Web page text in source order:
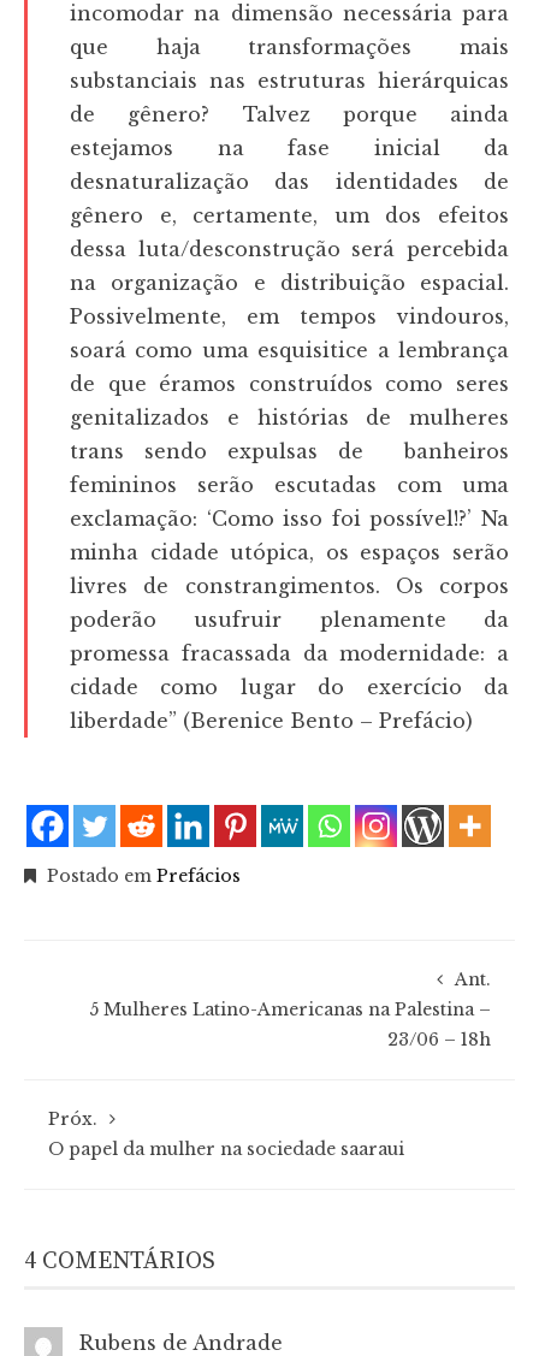
incomodar na dimensão necessária para
que haja transformações mais
substanciais nas estruturas hierárquicas
de gênero? Talvez porque ainda
estejamos na fase inicial da
desnaturalização das identidades de
gênero e, certamente, um dos efeitos
dessa luta/desconstrução será percebida
na organização e distribuição espacial.
Possivelmente, em tempos vindouros,
soará como uma esquisitice a lembrança
de que éramos construídos como seres
genitalizados e histórias de mulheres
trans sendo expulsas de banheiros
femininos serão escutadas com uma
exclamação: ‘Como isso foi possível!?’ Na
minha cidade utópica, os espaços serão
livres de constrangimentos. Os corpos
poderão usufruir plenamente da
promessa fracassada da modernidade: a
cidade como lugar do exercício da
liberdade” (Berenice Bento – Prefácio)
Postado em Prefácios
Ant.
5 Mulheres Latino-Americanas na Palestina –
23/06 – 18h
Próx.
O papel da mulher na sociedade saaraui
4 COMENTÁRIOS
Rubens de Andrade